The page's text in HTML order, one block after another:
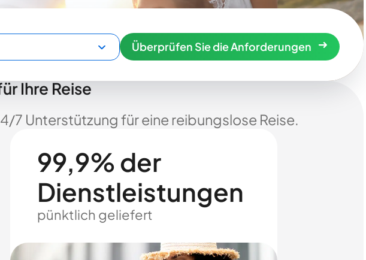
Überprüfen Sie die Anforderungen
Ihre Reise
7 Unterstützung für eine reibungslose Reise.
99,9% der
Dienstleistungen
pünktlich geliefert